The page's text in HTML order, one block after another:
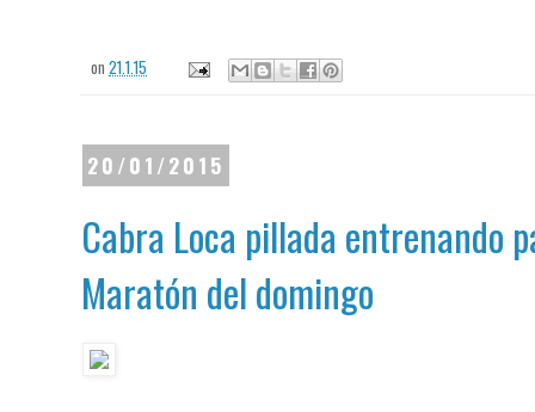
on21.1.15
20/01/2015
Cabra Loca pillada entrenando
Maratón del domingo